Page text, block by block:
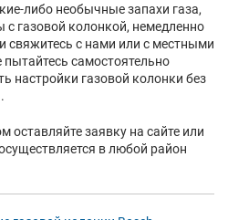
либо необычные запахи газа,
с газовой колонкой, немедленно
свяжитесь с нами или с местными
самостоятельно
настройки газовой колонки без
оставляйте заявку на сайте или
в любой район